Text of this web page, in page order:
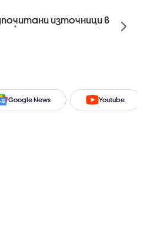
източници в
Google News Youtube